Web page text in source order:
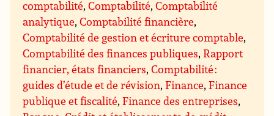
comptabilité,Comptabilité,Comptabilité
analytique,Comptabilité financière,
Comptabilité de gestion et écriture comptable,
Comptabilité des finances publiques,Rapport
financier, états financiers,Comptabilité :
guides d’étude et de révision,Finance,Finance
publique et fiscalité,Finance des entreprises,